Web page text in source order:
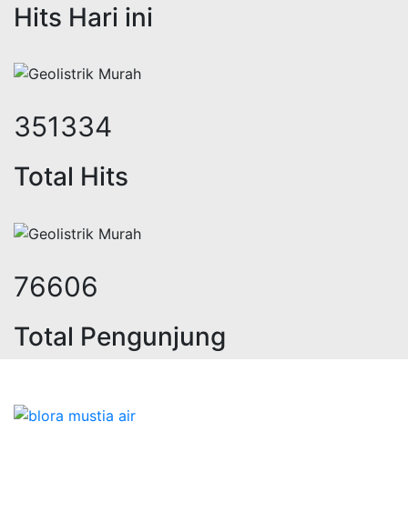
Hits Hari ini
450902
Total Hits
98316
Total Pengunjung